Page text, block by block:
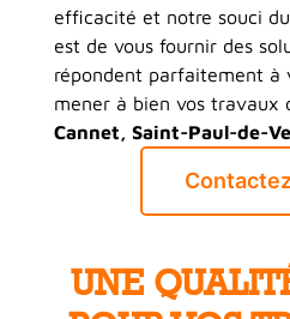
efficacité et notre souci
est de vous fournir des
répondent parfaitement à
mener à bien vos travaux
Cannet, Saint-Paul-de-
UNE